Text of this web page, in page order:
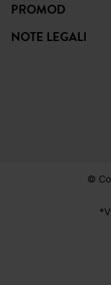
PROMOD
NOTE LEGALI
©